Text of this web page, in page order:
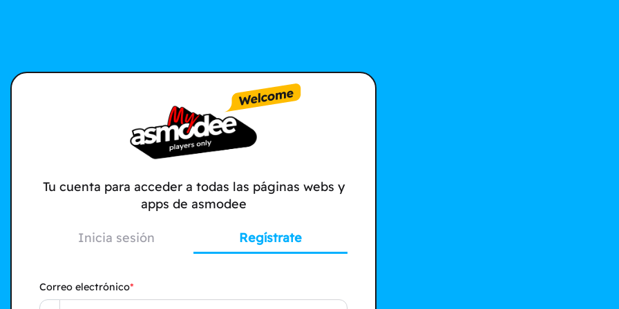
Tu cuenta para acceder a todas las páginas webs y
apps de asmodee
Inicia sesión Regístrate
Correo electrónico